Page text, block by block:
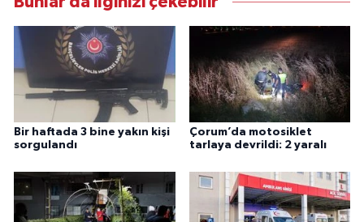
Bir haftada 3 bine yakın kişi
sorgulandı
Çorum’da motosiklet
tarlaya devrildi: 2 yaralı